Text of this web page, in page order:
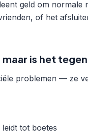
geld om normale
of het
is het
problemen — ze
tot boetes